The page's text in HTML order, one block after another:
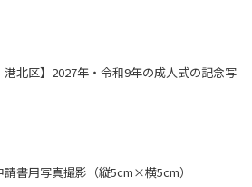
港北区】2027年・令和9年の成人式の記念写
請書用写真撮影（縦5cm×横5cm）